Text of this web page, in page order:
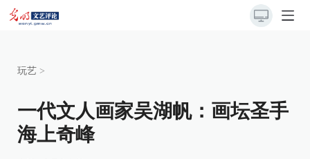
玩艺 >
一代文人画家吴湖帆：画坛圣手
海上奇峰